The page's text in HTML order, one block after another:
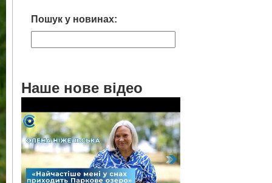
Пошук у новинах:
Наше нове відео